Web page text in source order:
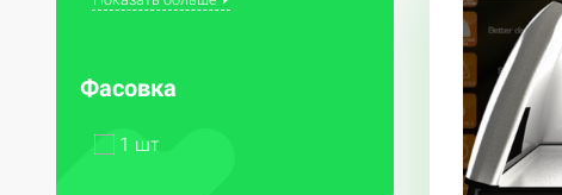
Фасовка
1 шт